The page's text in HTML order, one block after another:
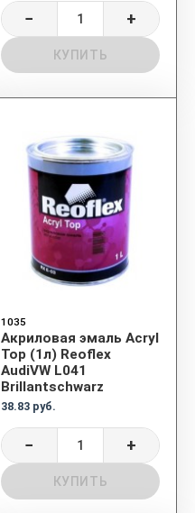
− +
КУПИТЬ
1035
Акриловая эмаль Acryl
Top (1л) Reoflex
AudiVW L041
Brillantschwarz
38.83 руб.
− +
КУПИТЬ